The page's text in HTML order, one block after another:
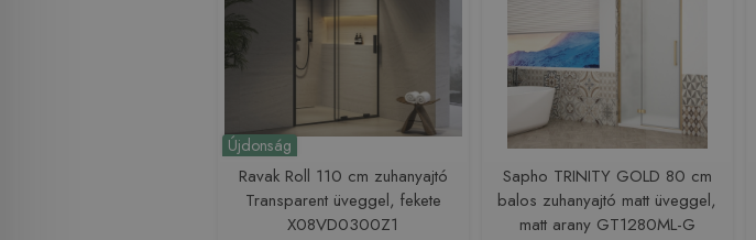
Újdonság
Ravak Roll 110 cm zuhanyajtó
Transparent üveggel, fekete
X08VD0300Z1
Sapho TRINITY GOLD 80 cm
balos zuhanyajtó matt üveggel,
matt arany GT1280ML-G